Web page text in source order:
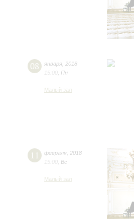
08 января 2018
15:00 Пн
Малый зал
11 февраля 2018
15:00 Вс
Малый зал